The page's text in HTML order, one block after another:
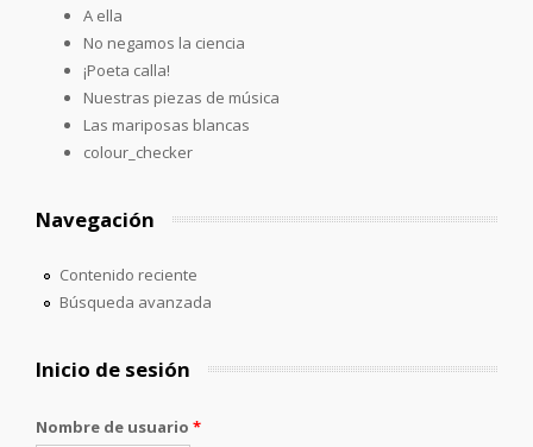
A ella
No negamos la ciencia
¡Poeta calla!
Nuestras piezas de música
Las mariposas blancas
colour_checker
Navegación
Contenido reciente
Búsqueda avanzada
Inicio de sesión
Nombre de usuario *